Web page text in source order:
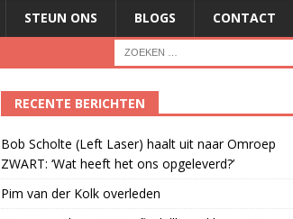
STEUN ONS BLOGS CONTACT
RECENTE BERICHTEN
Bob Scholte (Left Laser) haalt uit naar Omroep
ZWART: ‘Wat heeft het ons opgeleverd?’
Pim van der Kolk overleden